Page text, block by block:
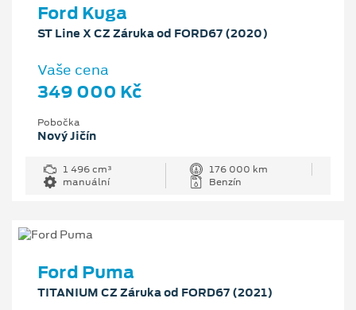
Ford Kuga
ST Line X CZ Záruka od FORD67 (2020)
Vaše cena
349 000 Kč
Pobočka
Nový Jičín
1 496 cm³
176 000 km
manuální
Benzín
Ford Puma
TITANIUM CZ Záruka od FORD67 (2021)